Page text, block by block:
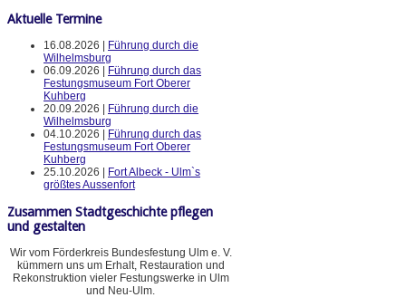
Aktuelle Termine
16.08.2026 |
Führung durch die
Wilhelmsburg
06.09.2026 |
Führung durch das
Festungsmuseum Fort Oberer
Kuhberg
20.09.2026 |
Führung durch die
Wilhelmsburg
04.10.2026 |
Führung durch das
Festungsmuseum Fort Oberer
Kuhberg
25.10.2026 |
Fort Albeck - Ulm`s
größtes Aussenfort
Zusammen Stadtgeschichte pflegen
und gestalten
Wir vom Förderkreis Bundesfestung Ulm e. V.
kümmern uns um Erhalt, Restauration und
Rekonstruktion vieler Festungswerke in Ulm
und Neu-Ulm.